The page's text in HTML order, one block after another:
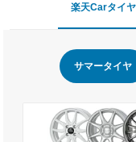
楽天Carタイ
サマータイヤ